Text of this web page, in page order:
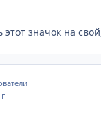
значок на